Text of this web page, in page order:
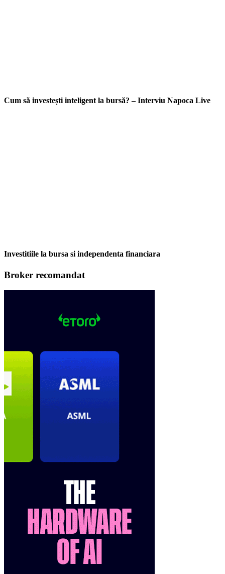
Cum să investești inteligent la bursă? – Interviu Napoca Live
Investitiile la bursa si independenta financiara
Broker recomandat